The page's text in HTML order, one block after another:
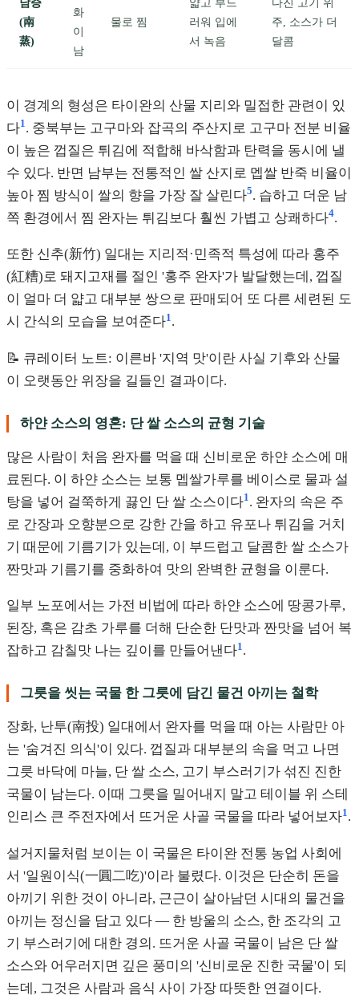
(南
蒸)
화
이
남
물로 찜
러워 입에
서 녹음
주, 소스가 더
달콤
이 경계의 형성은 타이완의 산물 지리와 밀접한 관련이 있
다1. 중북부는 고구마와 잡곡의 주산지로 고구마 전분 비율
이 높은 껍질은 튀김에 적합해 바삭함과 탄력을 동시에 낼
수 있다. 반면 남부는 전통적인 쌀 산지로 멥쌀 반죽 비율이
높아 찜 방식이 쌀의 향을 가장 잘 살린다5. 습하고 더운 남
쪽 환경에서 찜 완자는 튀김보다 훨씬 가볍고 상쾌하다4.
또한 신추(新竹) 일대는 지리적·민족적 특성에 따라 홍주
(紅糟)로 돼지고재를 절인 '홍주 완자'가 발달했는데, 껍질
이 얼마 더 얇고 대부분 쌍으로 판매되어 또 다른 세련된 도
시 간식의 모습을 보여준다1 .
📝 큐레이터 노트: 이른바 '지역 맛'이란 사실 기후와 산물
이 오랫동안 위장을 길들인 결과이다.
하얀 소스의 영혼: 단 쌀 소스의 균형 기술
많은 사람이 처음 완자를 먹을 때 신비로운 하얀 소스에 매
료된다. 이 하얀 소스는 보통 멥쌀가루를 베이스로 물과 설
탕을 넣어 걸쭉하게 끓인 단 쌀 소스이다1. 완자의 속은 주
로 간장과 오향분으로 강한 간을 하고 유포나 튀김을 거치
기 때문에 기름기가 있는데, 이 부드럽고 달콤한 쌀 소스가
짠맛과 기름기를 중화하여 맛의 완벽한 균형을 이룬다.
일부 노포에서는 가전 비법에 따라 하얀 소스에 땅콩가루,
된장, 혹은 감초 가루를 더해 단순한 단맛과 짠맛을 넘어 복
잡하고 감칠맛 나는 깊이를 만들어낸다1 .
그릇을 씻는 국물 한 그릇에 담긴 물건 아끼는 철학
장화, 난투(南投) 일대에서 완자를 먹을 때 아는 사람만 아
는 '숨겨진 의식'이 있다. 껍질과 대부분의 속을 먹고 나면
그릇 바닥에 마늘, 단 쌀 소스, 고기 부스러기가 섞진 진한
국물이 남는다. 이때 그릇을 밀어내지 말고 테이블 위 스테
인리스 큰 주전자에서 뜨거운 사골 국물을 따라 넣어보자1 .
설거지물처럼 보이는 이 국물은 타이완 전통 농업 사회에
서 '일원이식(一圓二吃)'이라 불렸다. 이것은 단순히 돈을
아끼기 위한 것이 아니라, 근근이 살아남던 시대의 물건을
아끼는 정신을 담고 있다 — 한 방울의 소스, 한 조각의 고
기 부스러기에 대한 경의. 뜨거운 사골 국물이 남은 단 쌀
소스와 어우러지면 깊은 풍미의 '신비로운 진한 국물'이 되
는데, 그것은 사람과 음식 사이 가장 따뜻한 연결이다.